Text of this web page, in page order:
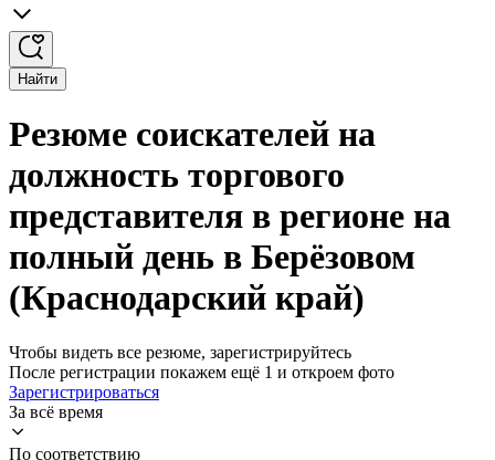
Найти
Резюме соискателей на
должность торгового
представителя в регионе на
полный день в Берёзовом
(Краснодарский край)
Чтобы видеть все резюме, зарегистрируйтесь
После регистрации покажем ещё 1 и откроем фото
Зарегистрироваться
За всё время
По соответствию